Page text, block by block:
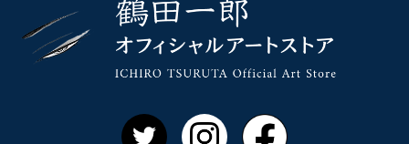
Twitter Instagram